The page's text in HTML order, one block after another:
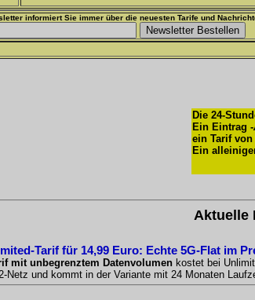
informiert Sie immer über die neuesten Tarife und
Die 24-
Ein Eintrag -
ein Tarif
Ein
Aktuelle
Tarif für 14,99 Euro: Echte 5G-Flat im
mit unbegrenztem Datenvolumen kostet bei
Netz und kommt in der Variante mit 24 Monaten